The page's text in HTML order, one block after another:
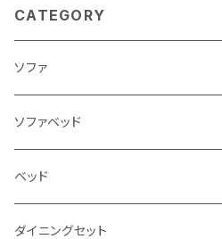
CATEGORY
ソファ
3人掛け
2.5人掛け
2人掛け
ソファベッド
ベッド
シングルサイズ以下（フレームのみ）
ダイニングセット